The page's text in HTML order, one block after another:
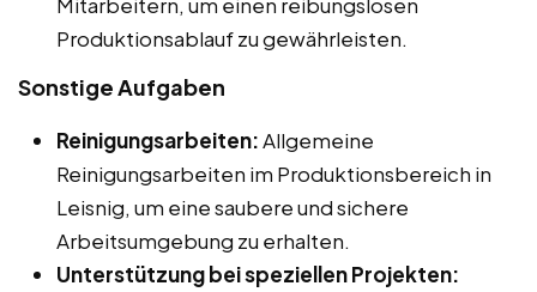
Produktionsablauf zu gewährleisten.
Sonstige Aufgaben
Reinigungsarbeiten:Allgemeine
Reinigungsarbeiten im Produktionsbereich in
Leisnig, um eine saubere und sichere
Arbeitsumgebung zu erhalten.
Unterstützung bei speziellen Projekten: